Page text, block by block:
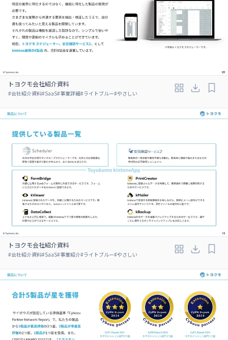
トヨクモ会社紹介資料
#会社紹介資料#SaaS#事業詳細#ライトブルー#やさしい
トヨクモ会社紹介資料
#会社紹介資料#SaaS#事業紹介#ライトブルー#やさしい